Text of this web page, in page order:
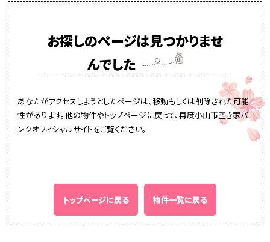
お探しのページは見つかりませ
んでした
あなたがアクセスしようとしたページは、移動もしくは削除された可能
性があります。他の物件やトップページに戻って、再度小山市空き家バ
ンクオフィシャルサイトをご覧ください。
トップページに戻る 物件一覧に戻る